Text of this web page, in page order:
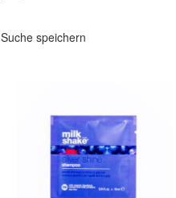
Suche speichern